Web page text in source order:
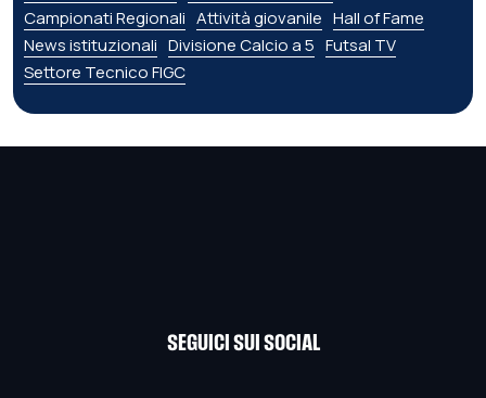
Campionati Regionali Attività giovanile Hall of Fame
News istituzionali Divisione Calcio a 5 Futsal TV
Settore Tecnico FIGC
SEGUICI SUI SOCIAL